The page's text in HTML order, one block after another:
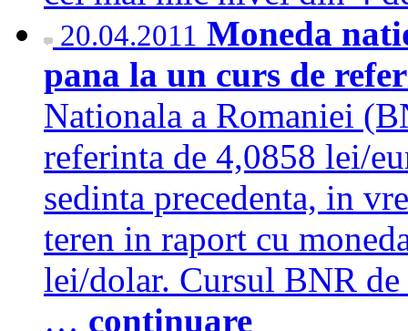
20.04.2011 Moneda
pana la un curs de
Nationala a Romaniei
referinta de 4,0858 lei/
sedinta precedenta, in
teren in raport cu
lei/dolar. Cursul BNR
… continuare